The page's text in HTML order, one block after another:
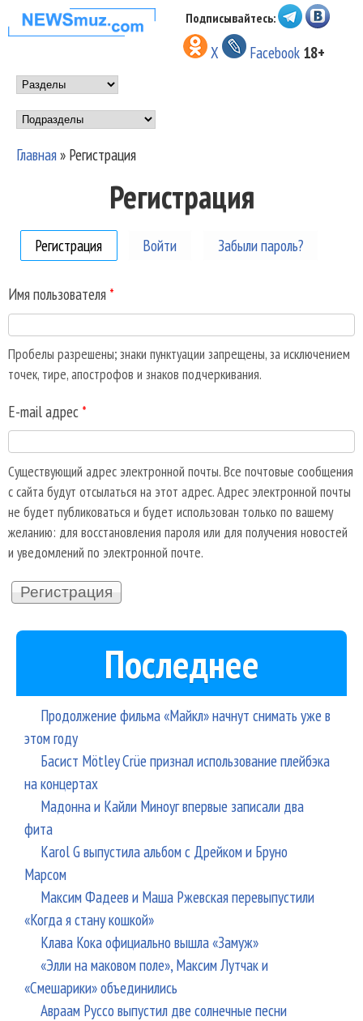
Перейти к основному
содержанию
НОВОСТИ
МУЗЫКИ И
ШОУ БИЗНЕСА
NEWSMUZ.COM
Подписывайтесь:
X Facebook 18+
Main menu
Подразделы
Главная» Регистрация
Регистрация
Регистрация (активная вкладка)
Войти Забыли пароль?
Имя пользователя *
Пробелы разрешены; знаки пунктуации запрещены, за исключением
точек, тире, апострофов и знаков подчеркивания.
E-mail адрес *
Существующий адрес электронной почты. Все почтовые сообщения
с сайта будут отсылаться на этот адрес. Адрес электронной почты
не будет публиковаться и будет использован только по вашему
желанию: для восстановления пароля или для получения новостей
и уведомлений по электронной почте.
Последнее
Продолжение фильма «Майкл» начнут снимать уже в
этом году
Басист Mötley Crüe признал использование плейбэка
на концертах
Мадонна и Кайли Миноуг впервые записали два
фита
Karol G выпустила альбом с Дрейком и Бруно
Марсом
Максим Фадеев и Маша Ржевская перевыпустили
«Когда я стану кошкой»
Клава Кока официально вышла «Замуж»
«Элли на маковом поле», Максим Лутчак и
«Смешарики» объединились
Авраам Руссо выпустил две солнечные песни